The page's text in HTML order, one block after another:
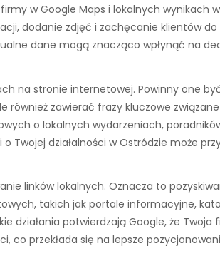
w Google Maps i lokalnych wynikach
dodanie zdjęć i zachęcanie klientów
dane mogą znacząco wpłynąć na
na stronie internetowej. Powinny one
również zawierać frazy kluczowe
o lokalnych wydarzeniach,
Twojej działalności w Ostródzie może
linków lokalnych. Oznacza to
takich jak portale informacyjne,
działania potwierdzają Google, że
co przekłada się na lepsze